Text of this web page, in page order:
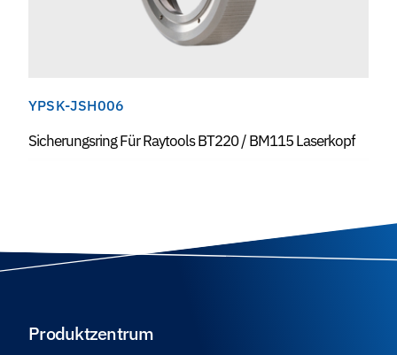
YPSK-JSH006
Sicherungsring Für Raytools BT220 / BM115 Laserkopf
Produktzentrum